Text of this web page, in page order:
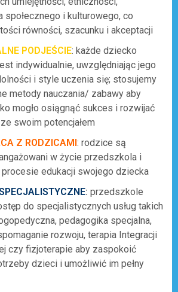
społecznego i kulturowego, co
równości, szacunku i akceptacji
PODJEŚCIE: każde dziecko
indywidualnie, uwzględniając jego
i style uczenia się; stosujemy
metody nauczania/ zabawy aby
mogło osiągnąć sukces i rozwijać
swoim potencjałem
Z RODZICAMI: rodzice są
w życie przedszkola i
edukacji swojego dziecka
: przedszkole
do specjalistycznych usług takich
pedagogika specjalna,
rozwoju, terapia Integracji
czy fizjoterapie aby zaspokoić
dzieci i umożliwić im pełny